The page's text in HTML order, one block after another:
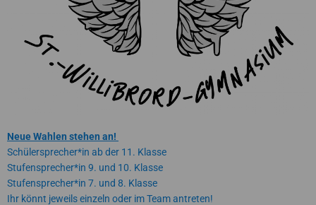
Neue Wahlen stehen an!
Schülersprecher*in ab der 11. Klasse
Stufensprecher*in 9. und 10. Klasse
Stufensprecher*in 7. und 8. Klasse
Ihr könnt jeweils einzeln oder im Team antreten!